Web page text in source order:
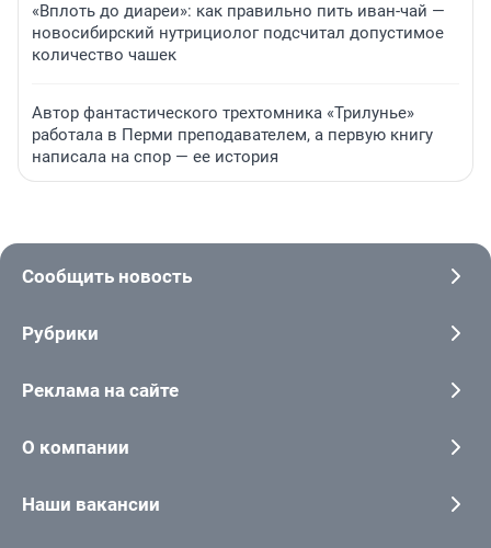
«Вплоть до диареи»: как правильно пить иван-чай —
новосибирский нутрициолог подсчитал допустимое
количество чашек
Автор фантастического трехтомника «Трилунье»
работала в Перми преподавателем, а первую книгу
написала на спор — ее история
Сообщить новость
Рубрики
Реклама на сайте
О компании
Наши вакансии